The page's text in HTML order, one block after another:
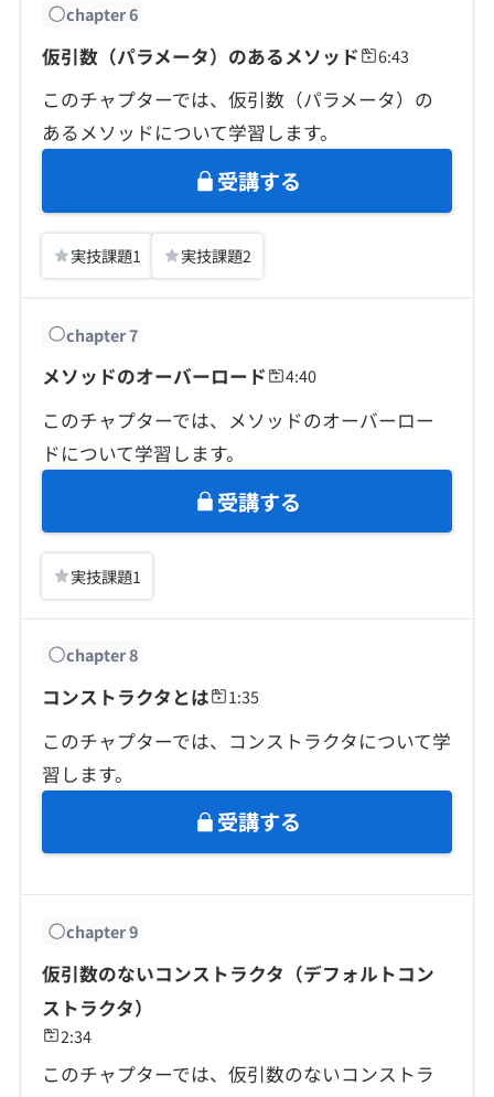
chapter6
仮引数（パラメータ）のあるメソッド 6:43
このチャプターでは、仮引数（パラメータ）の
あるメソッドについて学習します。
受講する
実技課題1 実技課題2
chapter7
メソッドのオーバーロード 4:40
このチャプターでは、メソッドのオーバーロー
ドについて学習します。
受講する
実技課題1
chapter8
コンストラクタとは 1:35
このチャプターでは、コンストラクタについて学
習します。
受講する
chapter9
仮引数のないコンストラクタ（デフォルトコン
ストラクタ）
2:34
このチャプターでは、仮引数のないコンストラ